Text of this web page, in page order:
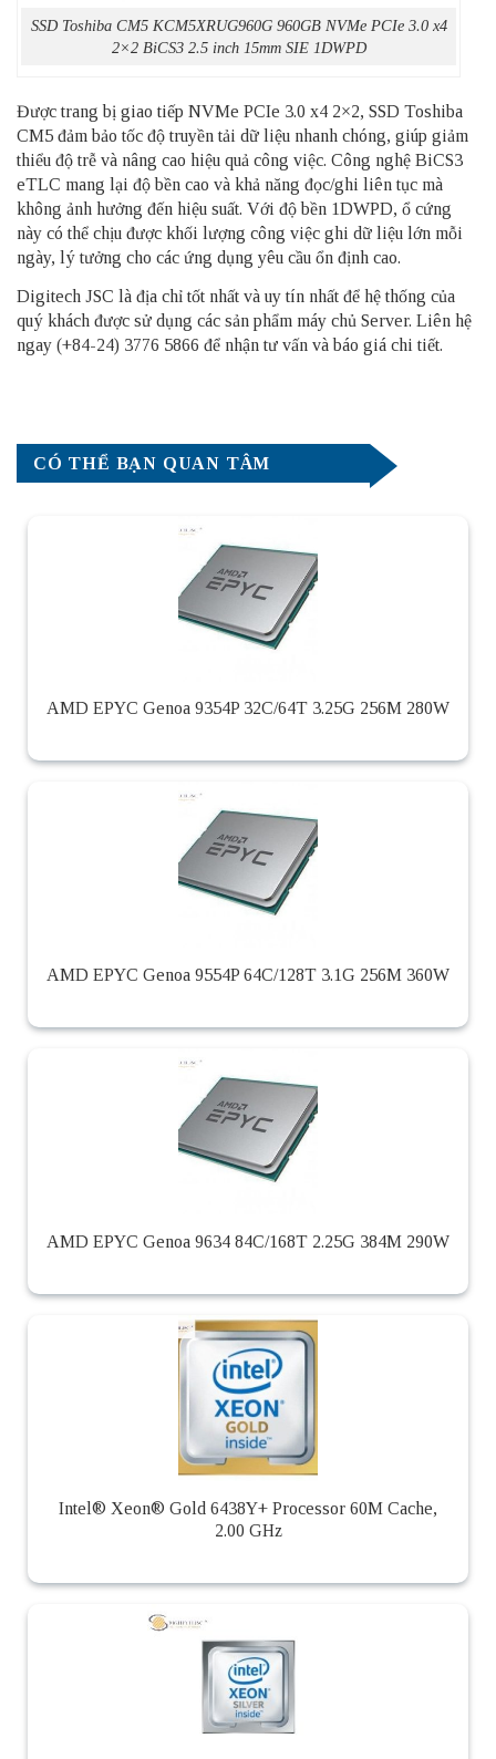
SSD Toshiba CM5 KCM5XRUG960G 960GB NVMe PCIe 3.0 x4
2×2 BiCS3 2.5 inch 15mm SIE 1DWPD
Được trang bị giao tiếp NVMe PCIe 3.0 x4 2×2, SSD Toshiba
CM5 đảm bảo tốc độ truyền tải dữ liệu nhanh chóng, giúp giảm
thiểu độ trễ và nâng cao hiệu quả công việc. Công nghệ BiCS3
eTLC mang lại độ bền cao và khả năng đọc/ghi liên tục mà
không ảnh hưởng đến hiệu suất. Với độ bền 1DWPD, ổ cứng
này có thể chịu được khối lượng công việc ghi dữ liệu lớn mỗi
ngày, lý tưởng cho các ứng dụng yêu cầu ổn định cao.
Digitech JSC là địa chỉ tốt nhất và uy tín nhất để hệ thống của
quý khách được sử dụng các sản phẩm máy chủ Server. Liên hệ
ngay (+84-24) 3776 5866 để nhận tư vấn và báo giá chi tiết.
CÓ THỂ BẠN QUAN TÂM
AMD EPYC Genoa 9354P 32C/64T 3.25G 256M 280W
AMD EPYC Genoa 9554P 64C/128T 3.1G 256M 360W
AMD EPYC Genoa 9634 84C/168T 2.25G 384M 290W
Intel® Xeon® Gold 6438Y+ Processor 60M Cache,
2.00 GHz